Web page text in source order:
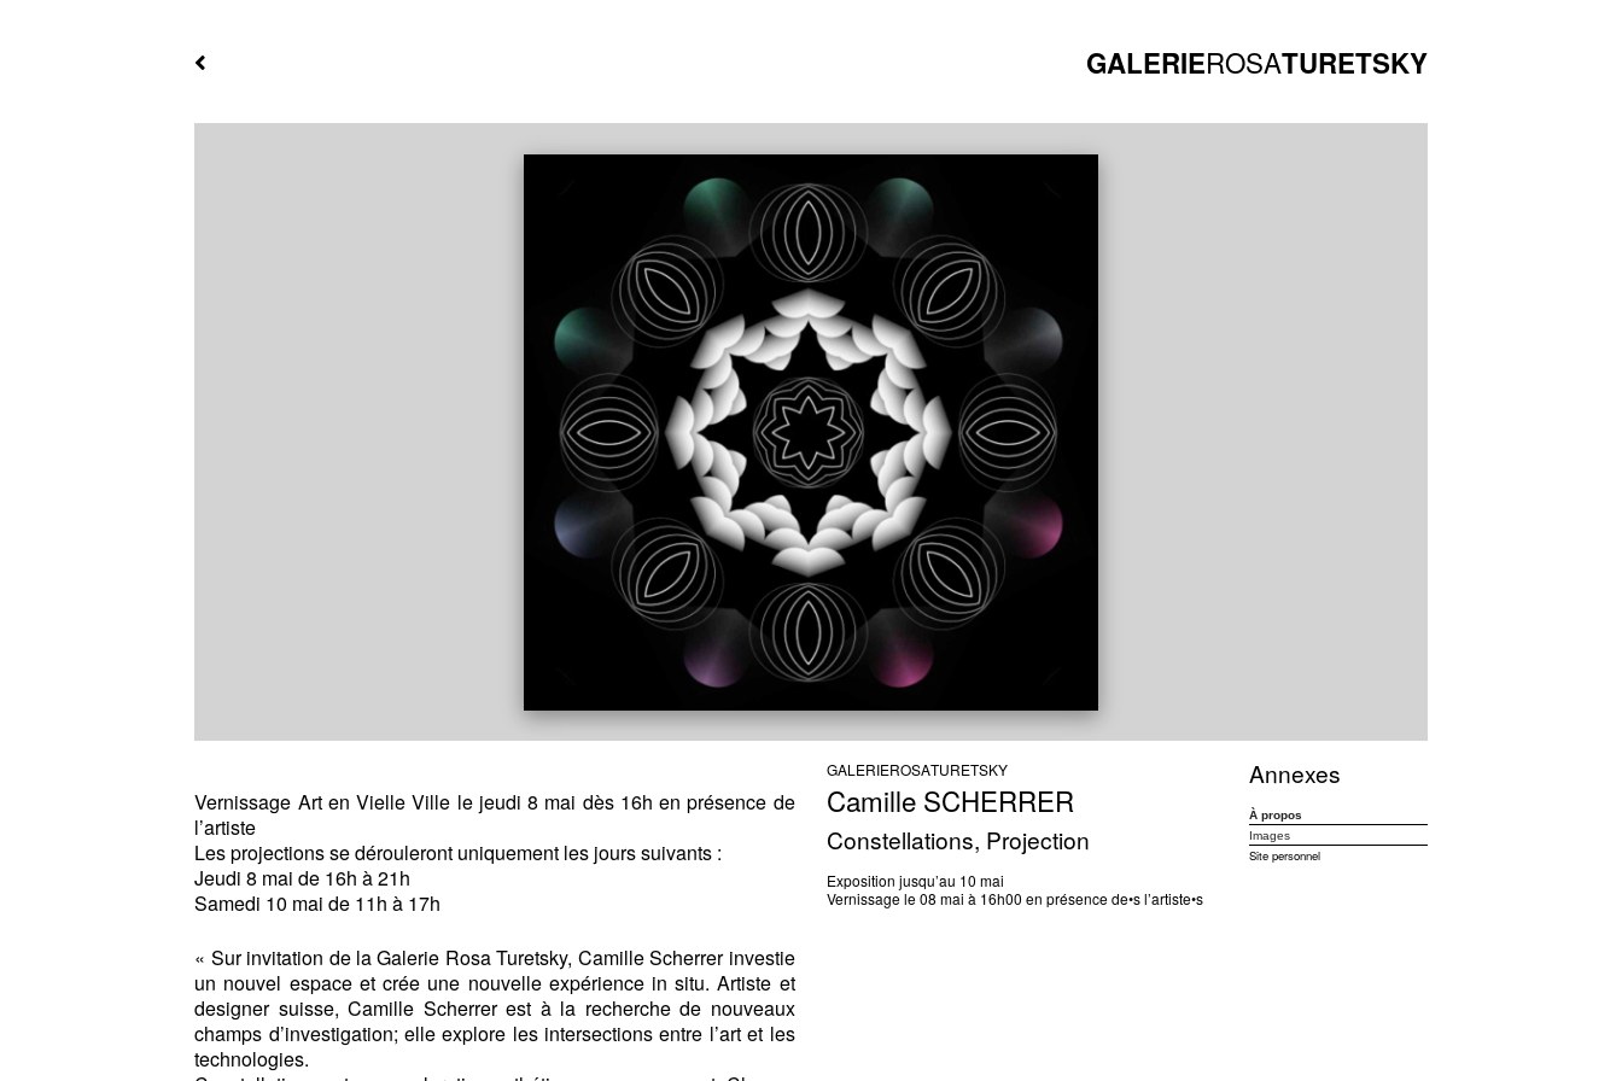
GALERIEROSATURETSKY
Vernissage Art en Vielle Ville le jeudi 8 mai dès 16h en présence de
l’artiste
Les projections se dérouleront uniquement les jours suivants :
Jeudi 8 mai de 16h à 21h
Samedi 10 mai de 11h à 17h
« Sur invitation de la Galerie Rosa Turetsky, Camille Scherrer investie
un nouvel espace et crée une nouvelle expérience in situ. Artiste et
designer suisse, Camille Scherrer est à la recherche de nouveaux
champs d’investigation; elle explore les intersections entre l’art et les
technologies.
GALERIEROSATURETSKY
Camille SCHERRER
Constellations, Projection
Exposition jusqu’au 10 mai
Vernissage le 08 mai à 16h00 en présence de•s l’artiste•s
Annexes
À propos
Images
Site personnel